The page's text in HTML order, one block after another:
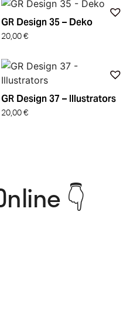
GR Design 35 – Deko
20,00 €
GR Design 37 – Illustrators
20,00 €
👇